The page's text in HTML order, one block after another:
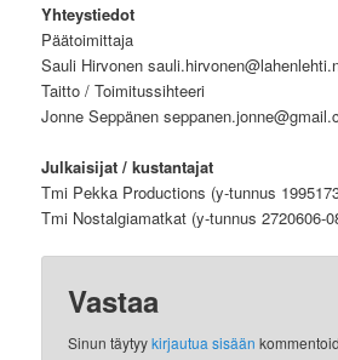
Yhteystiedot
Päätoimittaja
Sauli Hirvonen
Taitto / Toimitussihteeri
Jonne Seppänen
Julkaisijat / kustantajat
Tmi Pekka Productions (y-tunnus
Tmi Nostalgiamatkat (y-tunnus 2720606-
Vastaa
Sinun täytyykirjautua sisään